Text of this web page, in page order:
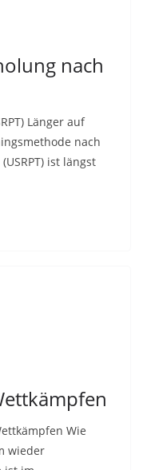
nach
Länger auf
nach
ist längst
Wie
wieder